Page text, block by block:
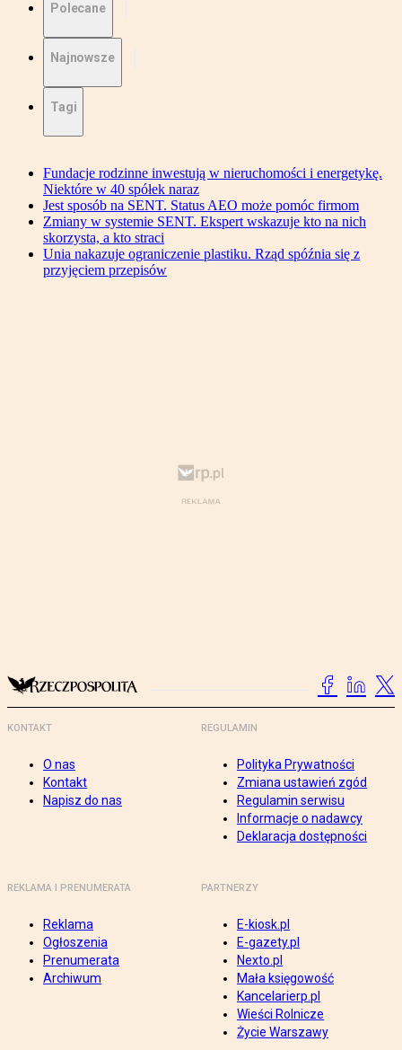
Polecane
Najnowsze
Tagi
Fundacje rodzinne inwestują w nieruchomości i energetykę.
Niektóre w 40 spółek naraz
Jest sposób na SENT. Status AEO może pomóc firmom
Zmiany w systemie SENT. Ekspert wskazuje kto na nich
skorzysta, a kto straci
Unia nakazuje ograniczenie plastiku. Rząd spóźnia się z
przyjęciem przepisów
KONTAKT
O nas
Kontakt
Napisz do nas
REGULAMIN
Polityka Prywatności
Zmiana ustawień zgód
Regulamin serwisu
Informacje o nadawcy
Deklaracja dostępności
REKLAMA I PRENUMERATA
Reklama
Ogłoszenia
Prenumerata
Archiwum
PARTNERZY
E-kiosk.pl
E-gazety.pl
Nexto.pl
Mała księgowość
Kancelarierp.pl
Wieści Rolnicze
Życie Warszawy